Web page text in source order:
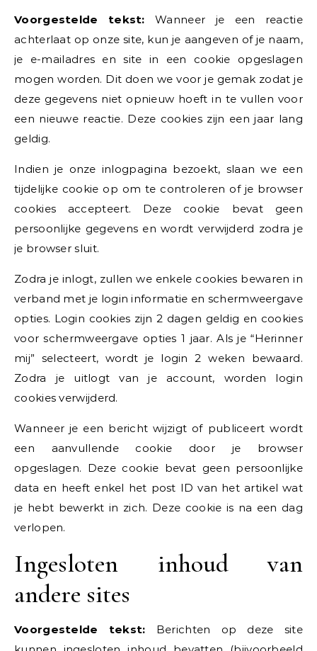
Voorgestelde tekst:Wanneer je een reactie
achterlaat op onze site, kun je aangeven of je naam,
je e-mailadres en site in een cookie opgeslagen
mogen worden. Dit doen we voor je gemak zodat je
deze gegevens niet opnieuw hoeft in te vullen voor
een nieuwe reactie. Deze cookies zijn een jaar lang
geldig.
Indien je onze inlogpagina bezoekt, slaan we een
tijdelijke cookie op om te controleren of je browser
cookies accepteert. Deze cookie bevat geen
persoonlijke gegevens en wordt verwijderd zodra je
je browser sluit.
Zodra je inlogt, zullen we enkele cookies bewaren in
verband met je login informatie en schermweergave
opties. Login cookies zijn 2 dagen geldig en cookies
voor schermweergave opties 1 jaar. Als je “Herinner
mij” selecteert, wordt je login 2 weken bewaard.
Zodra je uitlogt van je account, worden login
cookies verwijderd.
Wanneer je een bericht wijzigt of publiceert wordt
een aanvullende cookie door je browser
opgeslagen. Deze cookie bevat geen persoonlijke
data en heeft enkel het post ID van het artikel wat
je hebt bewerkt in zich. Deze cookie is na een dag
verlopen.
Ingesloten inhoud van
andere sites
Voorgestelde tekst: Berichten op deze site